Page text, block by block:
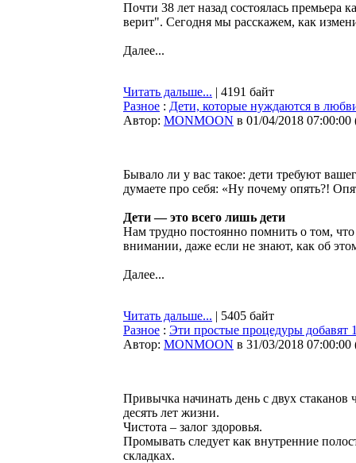
Почти 38 лет назад состоялась
верит". Сегодня мы расскажем, как
Далее...
Читать дальше... | 4191 байт
Разное : Дети, которые нуждаются в
Автор: MONMOON в 01/04/2018 07:00:00
Бывало ли у вас такое: дети требуют
думаете про себя: «Ну почему опять?!
Дети — это всего лишь дети
Нам трудно постоянно помнить о том,
внимании, даже если не знают, как об
Далее...
Читать дальше... | 5405 байт
Разное : Эти простые процедуры добавят
Автор: MONMOON в 31/03/2018 07:00:00
Привычка начинать день с двух
десять лет жизни.
Чистота – залог здоровья.
Промывать следует как внутренние
складках.